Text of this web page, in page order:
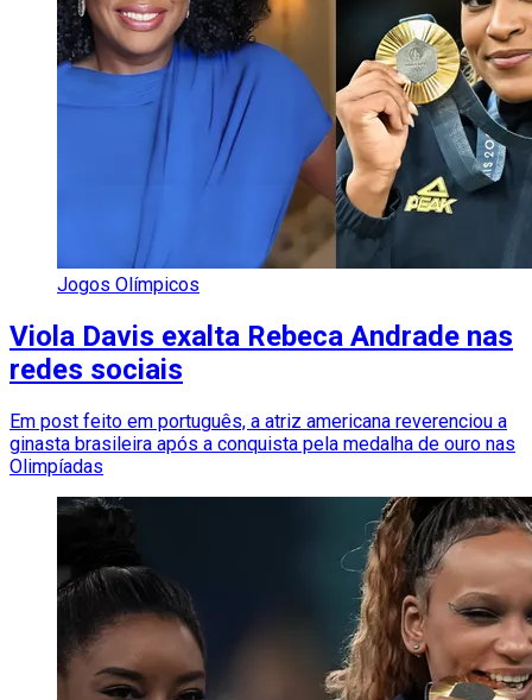
Jogos Olímpicos
Viola Davis exalta Rebeca Andrade nas
redes sociais
Em post feito em português, a atriz americana reverenciou a
ginasta brasileira após a conquista pela medalha de ouro nas
Olimpíadas